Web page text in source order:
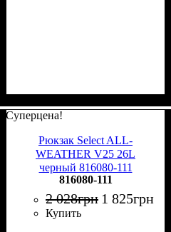
Суперцена!
Рюкзак Select ALL-
WEATHER V25 26L
черный 816080-111
816080-111
2 028грн 1 825грн
Купить